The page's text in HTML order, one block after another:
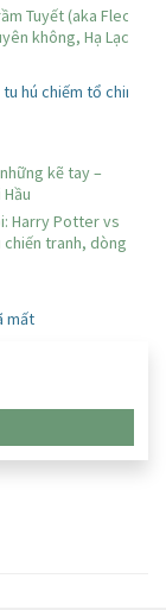
Tuyết (aka
không, Hạ Lạc…
hú chiếm tổ chim
kẽ tay –
Harry Potter vs
chiến tranh, dòng
mất